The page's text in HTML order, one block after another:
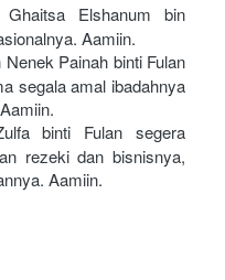
Ghaitsa Elshanum bin
Aamiin.
Painah binti Fulan
segala amal ibadahnya
binti Fulan segera
rezeki dan bisnisnya,
Aamiin.